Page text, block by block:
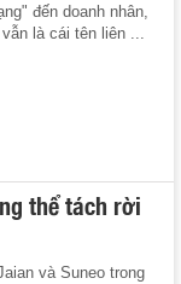
đến doanh nhân,
là cái tên liên ...
thể tách rời
và Suneo trong